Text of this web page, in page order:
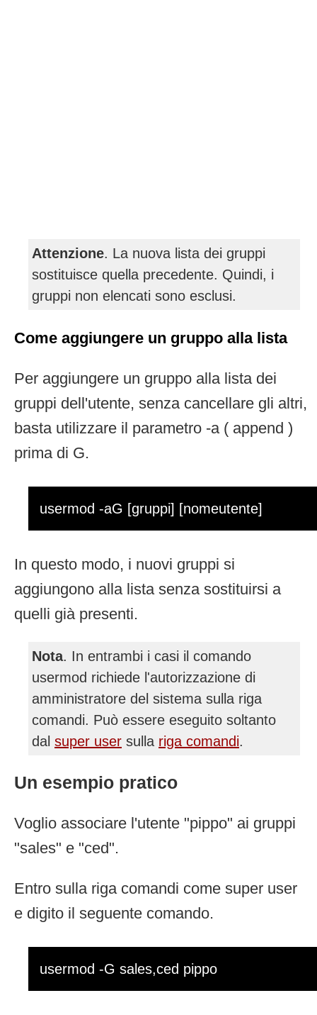
Attenzione. La nuova lista dei gruppi
sostituisce quella precedente. Quindi, i
gruppi non elencati sono esclusi.
Come aggiungere un gruppo alla lista
Per aggiungere un gruppo alla lista dei
gruppi dell'utente, senza cancellare gli altri,
basta utilizzare il parametro -a ( append )
prima di G.
usermod -aG [gruppi] [nomeutente]
In questo modo, i nuovi gruppi si
aggiungono alla lista senza sostituirsi a
quelli già presenti.
Nota. In entrambi i casi il comando
usermod richiede l'autorizzazione di
amministratore del sistema sulla riga
comandi. Può essere eseguito soltanto
dal super user sulla riga comandi.
Un esempio pratico
Voglio associare l'utente "pippo" ai gruppi
"sales" e "ced".
Entro sulla riga comandi come super user
e digito il seguente comando.
usermod -G sales,ced pippo